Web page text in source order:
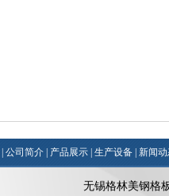
公司简介 产品展示 生产设备 新闻
无锡格林美钢格